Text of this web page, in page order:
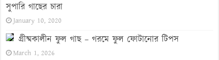
সুপারি গাছের চারা
January 10, 2020
গ্রীষ্মকালীন ফুল গাছ – গরমে ফুল ফোটানোর টিপস
March 1, 2026